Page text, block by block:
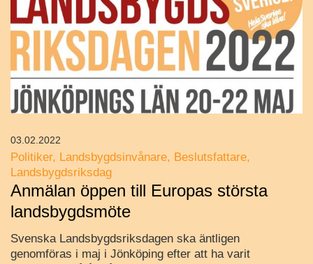
Politiker Landsbygdsinvånare Beslutsfattare
Landsbygdsriksdag
Anmälan öppen till Europas största
landsbygdsmöte
Svenska Landsbygdsriksdagen ska äntligen
genomföras i maj i Jönköping efter att ha varit
03.02.2022